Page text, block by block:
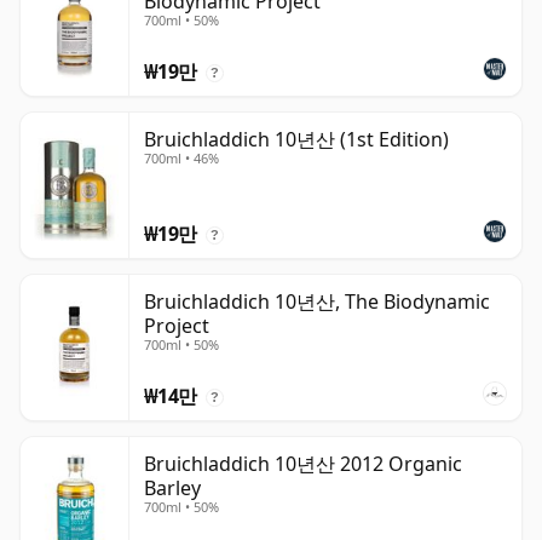
700ml • 50%
₩19만 ?
Bruichladdich 10년산 (1st Edition)
700ml • 46%
₩19만 ?
Bruichladdich 10년산, The Biodynamic
Project
700ml • 50%
₩14만 ?
Bruichladdich 10년산 2012 Organic
Barley
700ml • 50%